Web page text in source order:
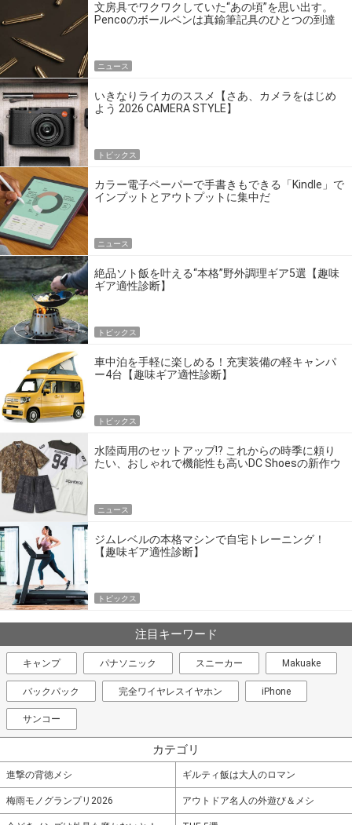
文房具でワクワクしていた“あの頃”を思い出す。
Pencoのボールペンは真鍮筆記具のひとつの到達
ニュース
いきなりライカのススメ【さあ、カメラをはじめ
よう 2026 CAMERA STYLE】
トピックス
カラー電子ペーパーで手書きもできる「Kindle」で
インプットとアウトプットに集中だ
ニュース
絶品ソト飯を叶える“本格”野外調理ギア5選【趣味
ギア適性診断】
トピックス
車中泊を手軽に楽しめる！充実装備の軽キャンパ
ー4台【趣味ギア適性診断】
トピックス
水陸両用のセットアップ!? これからの時季に頼り
たい、おしゃれで機能性も高いDC Shoesの新作ウ
ニュース
ジムレベルの本格マシンで自宅トレーニング！
【趣味ギア適性診断】
トピックス
注目キーワード
キャンプ パナソニック スニーカー Makuake
バックパック 完全ワイヤレスイヤホン iPhone
サンコー
カテゴリ
進撃の背徳メシ ギルティ飯は大人のロマン
梅雨モノグランプリ2026 アウトドア名人の外遊び＆メシ